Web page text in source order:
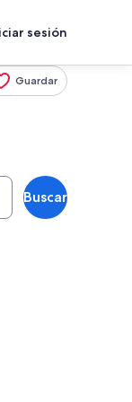
sesión
Guardar
Buscar